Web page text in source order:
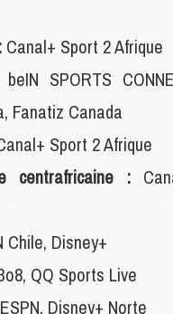
Canal+ Sport 2 Afrique
beIN SPORTS
Fanatiz Canada
Sport 2 Afrique
centrafricaine :
Chile, Disney+
QQ Sports Live
ESPN, Disney+ Norte